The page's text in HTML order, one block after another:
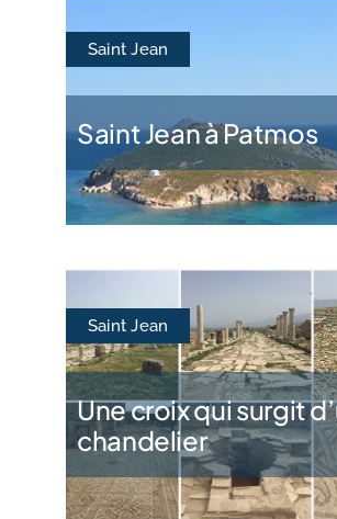
Saint Jean
Saint Jean à Patmos
Saint Jean
Une croix qui surgit
chandelier